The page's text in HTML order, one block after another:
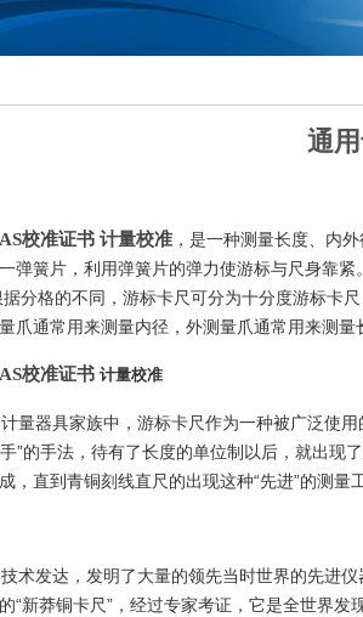
通
校准证书 计量校准 ，是一种测量长度、内
弹簧片，利用弹簧片的弹力使游标与尺身靠
分格的不同，游标卡尺可分为十分度游标卡
爪通常用来测量内径，外测量爪通常用来测
校准证书 计量校准
量器具家族中，游标卡尺作为一种被广泛使
手”的手法，待有了长度的单位制以后，就出
，直到青铜刻线直尺的出现这种“先进”的测量
术发达，发明了大量的领先当时世界的先进
“新莽铜卡尺”，经过专家考证，它是全世界